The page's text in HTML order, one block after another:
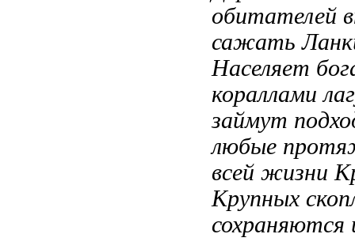
обитателей
сажать
Населяет
кораллами
займут
любые
всей жизни
Крупных
сохраняются